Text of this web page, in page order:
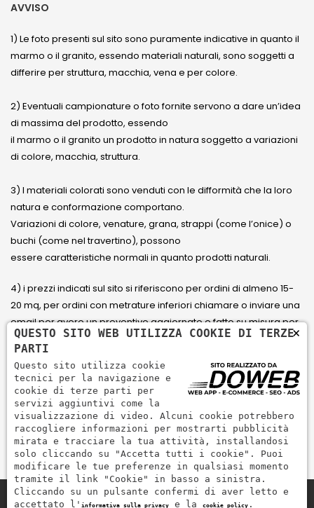
AVVISO
1) Le foto presenti sul sito sono puramente indicative in quanto il
marmo o il granito, essendo materiali naturali, sono soggetti a
differire per struttura, macchia, vena e per colore.
2) Eventuali campionature o foto fornite servono a dare un’idea
di massima del prodotto, essendo
il marmo o il granito un prodotto in natura soggetto a variazioni
di colore, macchia, struttura.
3) I materiali colorati sono venduti con le difformità che la loro
natura e conformazione comportano.
Variazioni di colore, venature, grana, strappi (come l’onice) o
buchi (come nel travertino), possono
essere caratteristiche normali in quanto prodotti naturali.
4) i prezzi indicati sul sito si riferiscono per ordini di almeno 15-
20 mq, per ordini con metrature inferiori chiamare o inviare una
email per avere un preventivo aggiornato e fatto su misura per
il cliente.
5) Paga con Carta di credito Visa, Visa Electron, Maestro,
Mastercard tramite il circuito PayPal. PayPal serve per pagare,
inviare denaro e accettare pagamenti in modo rapido,
semplice e sicuro.
×
QUESTO SITO WEB UTILIZZA COOKIE DI TERZE
PARTI
Questo sito utilizza cookie
tecnici per la navigazione e
cookie di terze parti per
servizi aggiuntivi come la
visualizzazione di video. Alcuni cookie potrebbero
raccogliere informazioni per mostrarti pubblicità
mirata e tracciare la tua attività, installandosi
solo cliccando su "Accetta tutti i cookie". Puoi
modificare le tue preferenze in qualsiasi momento
tramite il link "Cookie" in basso a sinistra.
Cliccando su un pulsante confermi di aver letto e
accettato l' informativa sulla privacy e la cookie policy .